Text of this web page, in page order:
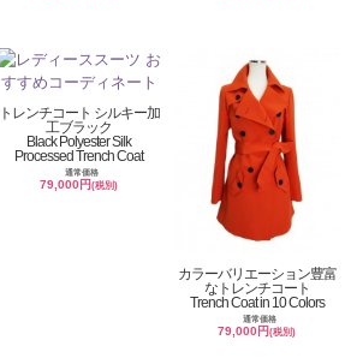
トレンチコート シルキー加
工ブラック
Black Polyester Silk
Processed Trench Coat
通常価格
79,000円(税別)
カラーバリエーション豊富
なトレンチコート
Trench Coat in 10 Colors
通常価格
79,000円(税別)